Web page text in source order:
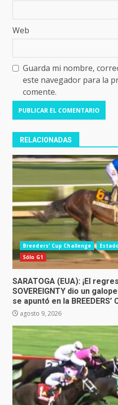
Web
Guarda mi nombre,
este navegador para la
comente.
RELACIONADAS
Breeders' Cup Challenge
Sólo G1
SARATOGA (EUA): ¡El
SOVEREIGNTY dio un
se apuntó en la BREEDERS’
agosto 9, 2026